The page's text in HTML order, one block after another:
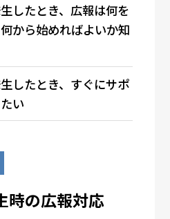
したとき、広報は何を
から始めればよいか知
したとき、すぐにサポ
い
時の広報対応